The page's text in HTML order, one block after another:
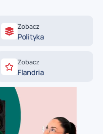
Zobacz
Polityka
Zobacz
Flandria